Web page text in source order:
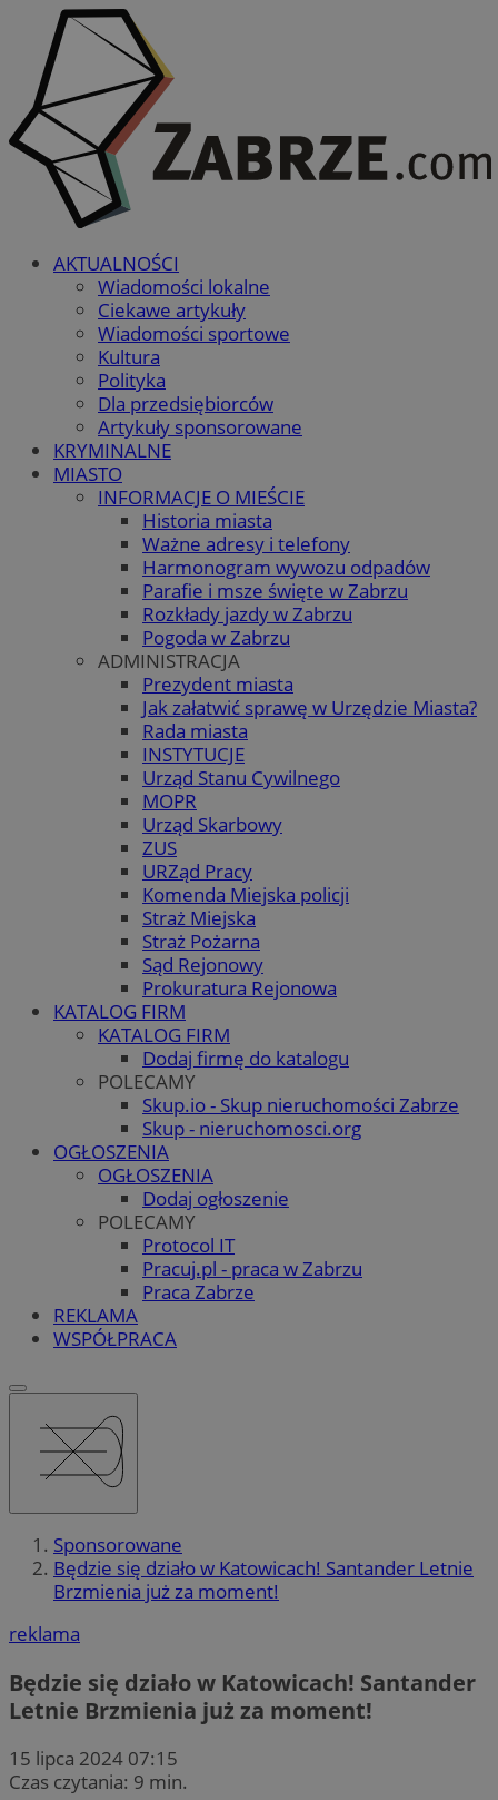
AKTUALNOŚCI
Wiadomości lokalne
Ciekawe artykuły
Wiadomości sportowe
Kultura
Polityka
Dla przedsiębiorców
Artykuły sponsorowane
KRYMINALNE
MIASTO
INFORMACJE O MIEŚCIE
Historia miasta
Ważne adresy i telefony
Harmonogram wywozu odpadów
Parafie i msze święte w Zabrzu
Rozkłady jazdy w Zabrzu
Pogoda w Zabrzu
ADMINISTRACJA
Prezydent miasta
Jak załatwić sprawę w Urzędzie Miasta?
Rada miasta
INSTYTUCJE
Urząd Stanu Cywilnego
MOPR
Urząd Skarbowy
ZUS
URZąd Pracy
Komenda Miejska policji
Straż Miejska
Straż Pożarna
Sąd Rejonowy
Prokuratura Rejonowa
KATALOG FIRM
KATALOG FIRM
Dodaj firmę do katalogu
POLECAMY
Skup.io - Skup nieruchomości Zabrze
Skup - nieruchomosci.org
OGŁOSZENIA
OGŁOSZENIA
Dodaj ogłoszenie
POLECAMY
Protocol IT
Pracuj.pl - praca w Zabrzu
Praca Zabrze
REKLAMA
WSPÓŁPRACA
Sponsorowane
Będzie się działo w Katowicach! Santander Letnie
Brzmienia już za moment!
reklama
Będzie się działo w Katowicach! Santander
Letnie Brzmienia już za moment!
15 lipca 2024 07:15
Czas czytania: 9 min.